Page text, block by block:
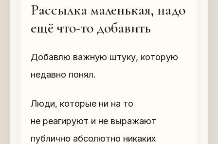
Рассылка маленькая, надо
ещё что-то добавить
Добавлю важную штуку, которую
недавно понял.
Люди, которые ни на то
не реагируют и не выражают
публично абсолютно никаких